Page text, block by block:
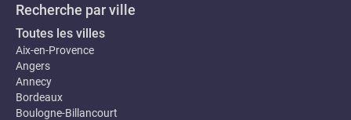
Recherche par ville
Toutes les villes
Aix-en-Provence
Angers
Annecy
Bordeaux
Boulogne-Billancourt